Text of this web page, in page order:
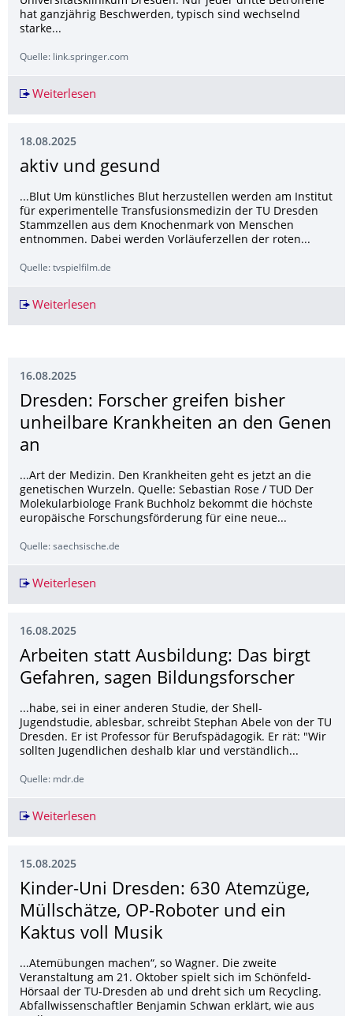
hat ganzjährig Beschwerden, typisch sind wechselnd
starke...
Quelle: link.springer.com
Weiterlesen
18.08.2025
aktiv und gesund
...Blut Um künstliches Blut herzustellen werden am Institut
für experimentelle Transfusionsmedizin der TU Dresden
Stammzellen aus dem Knochenmark von Menschen
entnommen. Dabei werden Vorläuferzellen der roten...
Quelle: tvspielfilm.de
Weiterlesen
16.08.2025
Dresden: Forscher greifen bisher
unheilbare Krankheiten an den Genen
an
...Art der Medizin. Den Krankheiten geht es jetzt an die
genetischen Wurzeln. Quelle: Sebastian Rose / TUD Der
Molekularbiologe Frank Buchholz bekommt die höchste
europäische Forschungsförderung für eine neue...
Quelle: saechsische.de
Weiterlesen
16.08.2025
Arbeiten statt Ausbildung: Das birgt
Gefahren, sagen Bildungsforscher
...habe, sei in einer anderen Studie, der Shell-
Jugendstudie, ablesbar, schreibt Stephan Abele von der TU
Dresden. Er ist Professor für Berufspädagogik. Er rät: "Wir
sollten Jugendlichen deshalb klar und verständlich...
Quelle: mdr.de
Weiterlesen
15.08.2025
Kinder-Uni Dresden: 630 Atemzüge,
Müllschätze, OP-Roboter und ein
Kaktus voll Musik
...Atemübungen machen“, so Wagner. Die zweite
Veranstaltung am 21. Oktober spielt sich im Schönfeld-
Hörsaal der TU-Dresden ab und dreht sich um Recycling.
Abfallwissenschaftler Benjamin Schwan erklärt, wie aus